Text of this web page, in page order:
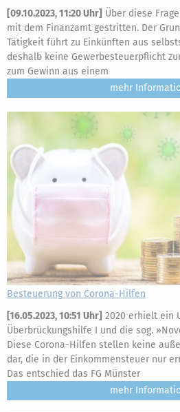
[09.10.2023, 11:20 Uhr] Über diese
mit dem Finanzamt gestritten. Der
Tätigkeit führt zu Einkünften aus
deshalb keine Gewerbesteuerpflicht
zum Gewinn aus einem
mehr
Besteuerung von Corona-Hilfen
[16.05.2023, 10:51 Uhr] 2020 erhielt ein
Überbrückungshilfe I und die sog.
Diese Corona-Hilfen stellen keine
dar, die in der Einkommensteuer nur
Das entschied das FG Münster
mehr